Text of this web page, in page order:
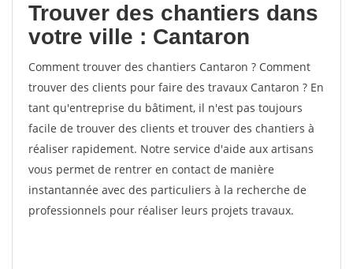
Trouver des chantiers dans
votre ville : Cantaron
Comment trouver des chantiers Cantaron ? Comment
trouver des clients pour faire des travaux Cantaron ? En
tant qu'entreprise du bâtiment, il n'est pas toujours
facile de trouver des clients et trouver des chantiers à
réaliser rapidement. Notre service d'aide aux artisans
vous permet de rentrer en contact de manière
instantannée avec des particuliers à la recherche de
professionnels pour réaliser leurs projets travaux.